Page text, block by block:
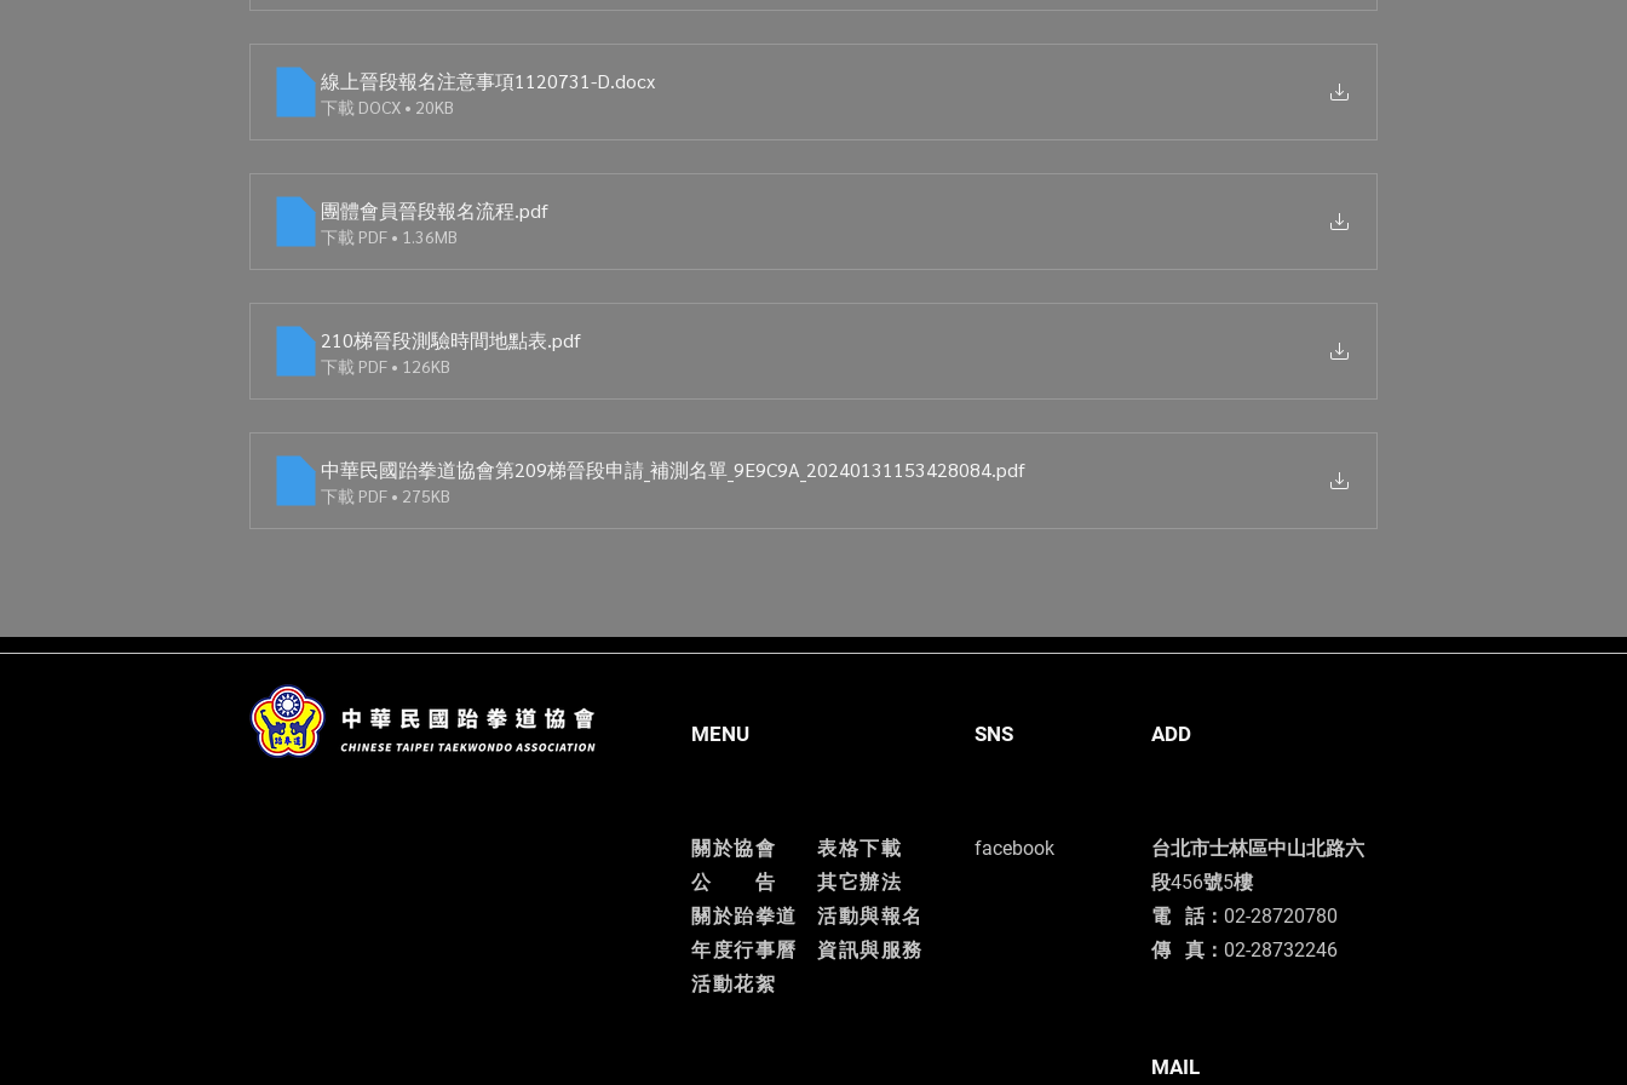
線上晉段報名注意事項1120731-D.docx
下載 DOCX • 20KB
團體會員晉段報名流程.pdf
下載 PDF • 1.36MB
210梯晉段測驗時間地點表.pdf
下載 PDF • 126KB
中華民國跆拳道協會第209梯晉段申請_補測名單_9E9C9A_20240131153428084.pdf
下載 PDF • 275KB
MENU SNS ADD
關於協會
公 告
關於跆拳道
​年度行事曆
​活動花絮
表格下載
其它辦法
活動與報名
資訊與服務
facebook
台北市士林區中山北路六
段456號5樓
電 話：02-28720780
​傳 真：02-28732246
​MAIL